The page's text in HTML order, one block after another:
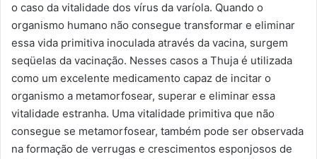
o caso da vitalidade dos vírus da varíola. Quando o
organismo humano não consegue transformar e eliminar
essa vida primitiva inoculada através da vacina, surgem
seqüelas da vacinação. Nesses casos a Thuja é utilizada
como um excelente medicamento capaz de incitar o
organismo a metamorfosear, superar e eliminar essa
vitalidade estranha. Uma vitalidade primitiva que não
consegue se metamorfosear, também pode ser observada
na formação de verrugas e crescimentos esponjosos de